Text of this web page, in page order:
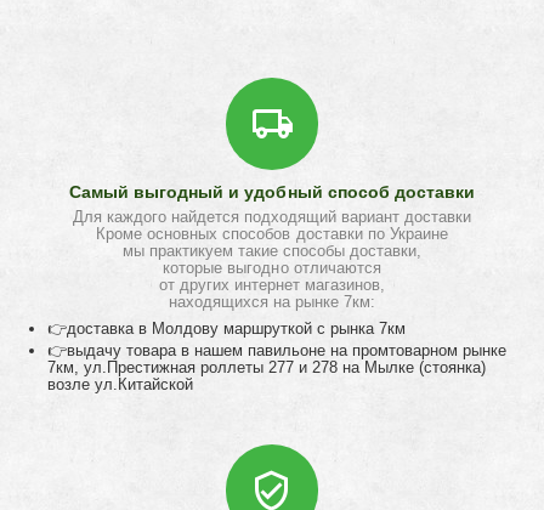
Самый выгодный и удобный способ доставки
Для каждого найдется подходящий вариант доставки
Кроме основных способов доставки по Украине
мы практикуем такие способы доставки,
которые выгодно отличаются
от других интернет магазинов,
находящихся на рынке 7км:
👉доставка в Молдову маршруткой с рынка 7км
👉выдачу товара в нашем павильоне на промтоварном рынке
7км, ул.Престижная роллеты 277 и 278 на Мылке (стоянка)
возле ул.Китайской